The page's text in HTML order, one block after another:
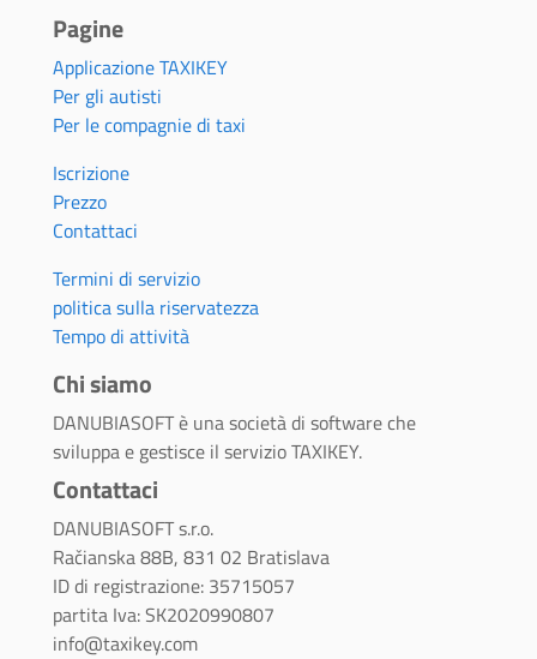
Pagine
Applicazione TAXIKEY
Per gli autisti
Per le compagnie di taxi
Iscrizione
Prezzo
Contattaci
Termini di servizio
politica sulla riservatezza
Tempo di attività
Chi siamo
DANUBIASOFT è una società di software che
sviluppa e gestisce il servizio TAXIKEY.
Contattaci
DANUBIASOFT s.r.o.
Račianska 88B, 831 02 Bratislava
ID di registrazione: 35715057
partita Iva: SK2020990807
info@taxikey.com